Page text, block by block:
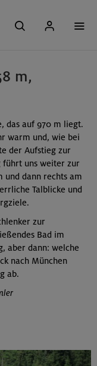
m,
das auf 970 m liegt.
warm und, wie bei
der Aufstieg zur
führt uns weiter zur
und dann rechts am
Talblicke und
zur
Bad im
aber dann: welche
nach München
ab.